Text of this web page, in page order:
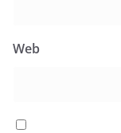
Web